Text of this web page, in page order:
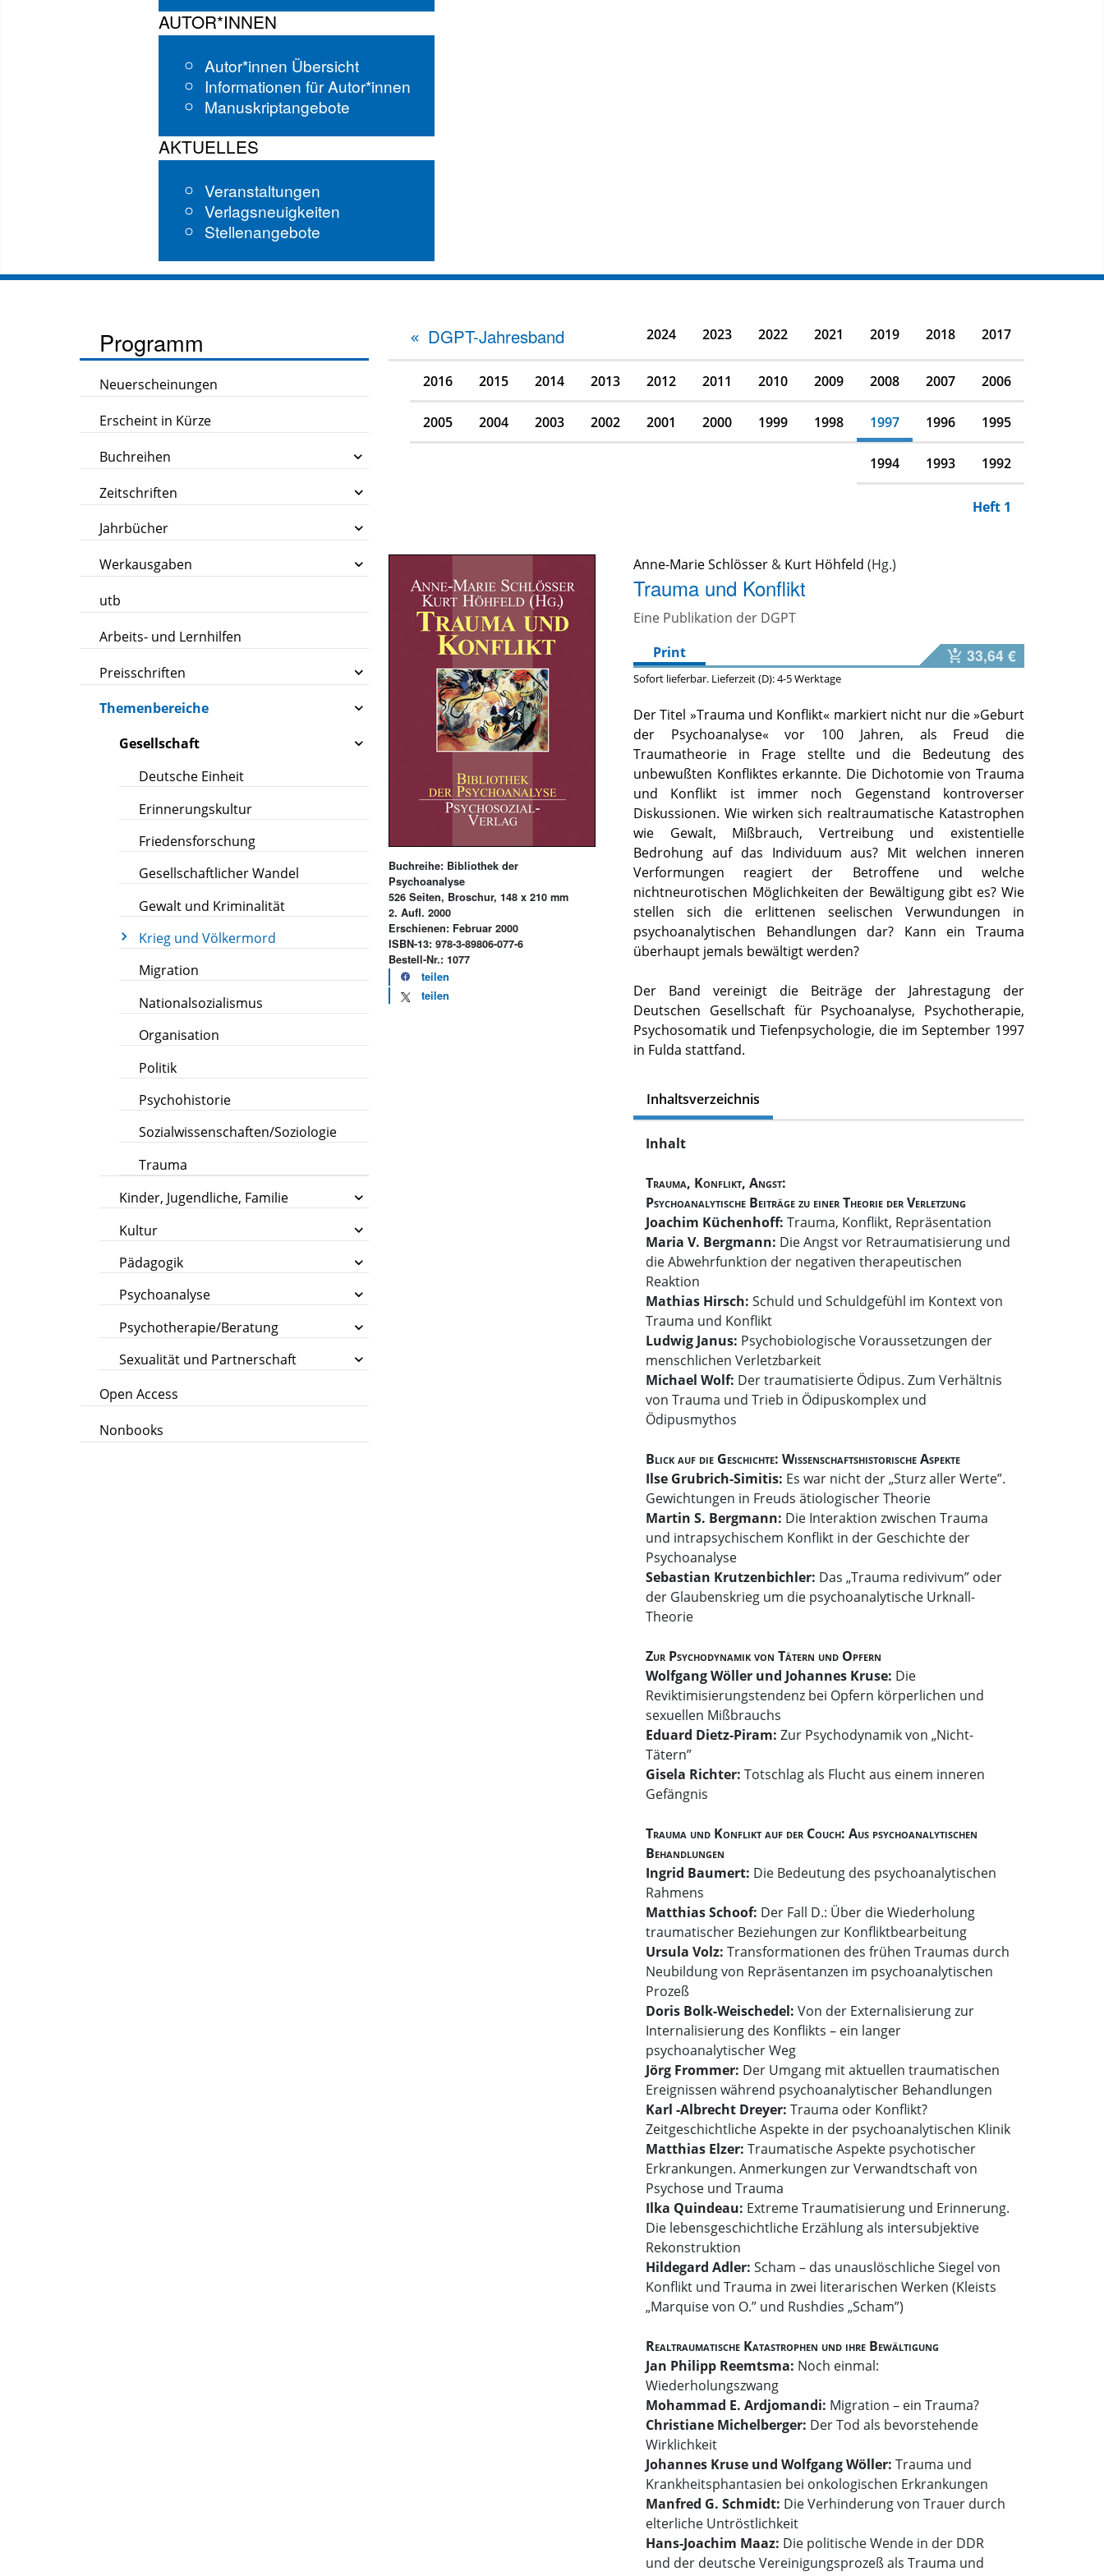
AUTOR*INNEN
Autor*innen Übersicht
Informationen für Autor*innen
Manuskriptangebote
AKTUELLES
Veranstaltungen
Verlagsneuigkeiten
Stellenangebote
Programm
Neuerscheinungen
Erscheint in Kürze
Buchreihen
Zeitschriften
Jahrbücher
Werkausgaben
utb
Arbeits- und Lernhilfen
Preisschriften
Themenbereiche
Gesellschaft
Deutsche Einheit
Erinnerungskultur
Friedensforschung
Gesellschaftlicher Wandel
Gewalt und Kriminalität
Krieg und Völkermord
Migration
Nationalsozialismus
Organisation
Politik
Psychohistorie
Sozialwissenschaften/Soziologie
Trauma
Kinder, Jugendliche, Familie
Kultur
Pädagogik
Psychoanalyse
Psychotherapie/Beratung
Sexualität und Partnerschaft
Open Access
Nonbooks
DGPT-Jahresband 2024 2023 2022 2021 2019 2018 2017
2016 2015 2014 2013 2012 2011 2010 2009 2008 2007 2006
2005 2004 2003 2002 2001 2000 1999 1998 1997 1996 1995
1994 1993 1992
Heft 1
Buchreihe: Bibliothek der
Psychoanalyse
526 Seiten, Broschur, 148 x 210 mm
2. Aufl. 2000
Erschienen: Februar 2000
ISBN-13: 978-3-89806-077-6
Bestell-Nr.: 1077
teilen
teilen
Anne-Marie Schlösser & Kurt Höhfeld
Trauma und Konflikt
Eine Publikation der DGPT
Print
33,64 €
Sofort lieferbar. Lieferzeit (D): 4-5 Werktage
Der Titel »Trauma und Konflikt« markiert nicht nur die »Geburt
der Psychoanalyse« vor 100 Jahren, als Freud die
Traumatheorie in Frage stellte und die Bedeutung des
unbewußten Konfliktes erkannte. Die Dichotomie von Trauma
und Konflikt ist immer noch Gegenstand kontroverser
Diskussionen. Wie wirken sich realtraumatische Katastrophen
wie Gewalt, Mißbrauch, Vertreibung und existentielle
Bedrohung auf das Individuum aus? Mit welchen inneren
Verformungen reagiert der Betroffene und welche
nichtneurotischen Möglichkeiten der Bewältigung gibt es? Wie
stellen sich die erlittenen seelischen Verwundungen in
psychoanalytischen Behandlungen dar? Kann ein Trauma
überhaupt jemals bewältigt werden?
Der Band vereinigt die Beiträge der Jahrestagung der
Deutschen Gesellschaft für Psychoanalyse, Psychotherapie,
Psychosomatik und Tiefenpsychologie, die im September 1997
in Fulda stattfand.
Inhaltsverzeichnis
Inhalt
Trauma, Konflikt, Angst:
Psychoanalytische Beiträge zu einer Theorie der Verletzung
Joachim Küchenhoff:Trauma, Konflikt, Repräsentation
Maria V. Bergmann: Die Angst vor Retraumatisierung und
die Abwehrfunktion der negativen therapeutischen
Reaktion
Mathias Hirsch:Schuld und Schuldgefühl im Kontext von
Trauma und Konflikt
Ludwig Janus: Psychobiologische Voraussetzungen der
menschlichen Verletzbarkeit
Michael Wolf: Der traumatisierte Ödipus. Zum Verhältnis
von Trauma und Trieb in Ödipuskomplex und
Ödipusmythos
Blick auf die Geschichte: Wissenschaftshistorische Aspekte
Ilse Grubrich-Simitis: Es war nicht der „Sturz aller Werte”.
Gewichtungen in Freuds ätiologischer Theorie
Martin S. Bergmann: Die Interaktion zwischen Trauma
und intrapsychischem Konflikt in der Geschichte der
Psychoanalyse
Sebastian Krutzenbichler: Das „Trauma redivivum” oder
der Glaubenskrieg um die psychoanalytische Urknall-
Theorie
Zur Psychodynamik von Tätern und Opfern
Wolfgang Wöller und Johannes Kruse: Die
Reviktimisierungstendenz bei Opfern körperlichen und
sexuellen Mißbrauchs
Eduard Dietz-Piram:Zur Psychodynamik von „Nicht-
Tätern”
Gisela Richter:Totschlag als Flucht aus einem inneren
Gefängnis
Trauma und Konflikt auf der Couch: Aus psychoanalytischen
Behandlungen
Ingrid Baumert: Die Bedeutung des psychoanalytischen
Rahmens
Matthias Schoof: Der Fall D.: Über die Wiederholung
traumatischer Beziehungen zur Konfliktbearbeitung
Ursula Volz:Transformationen des frühen Traumas durch
Neubildung von Repräsentanzen im psychoanalytischen
Prozeß
Doris Bolk-Weischedel:Von der Externalisierung zur
Internalisierung des Konflikts – ein langer
psychoanalytischer Weg
Jörg Frommer: Der Umgang mit aktuellen traumatischen
Ereignissen während psychoanalytischer Behandlungen
Karl -Albrecht Dreyer:Trauma oder Konflikt?
Zeitgeschichtliche Aspekte in der psychoanalytischen Klinik
Matthias Elzer:Traumatische Aspekte psychotischer
Erkrankungen. Anmerkungen zur Verwandtschaft von
Psychose und Trauma
Ilka Quindeau: Extreme Traumatisierung und Erinnerung.
Die lebensgeschichtliche Erzählung als intersubjektive
Rekonstruktion
Hildegard Adler:Scham – das unauslöschliche Siegel von
Konflikt und Trauma in zwei literarischen Werken (Kleists
„Marquise von O.” und Rushdies „Scham”)
Realtraumatische Katastrophen und ihre Bewältigung
Jan Philipp Reemtsma: Noch einmal:
Wiederholungszwang
Mohammad E. Ardjomandi: Migration – ein Trauma?
Christiane Michelberger: Der Tod als bevorstehende
Wirklichkeit
Johannes Kruse und Wolfgang Wöller:Trauma und
Krankheitsphantasien bei onkologischen Erkrankungen
Manfred G. Schmidt: Die Verhinderung von Trauer durch
elterliche Untröstlichkeit
Hans-Joachim Maaz: Die politische Wende in der DDR
und der deutsche Vereinigungsprozeß als Trauma und